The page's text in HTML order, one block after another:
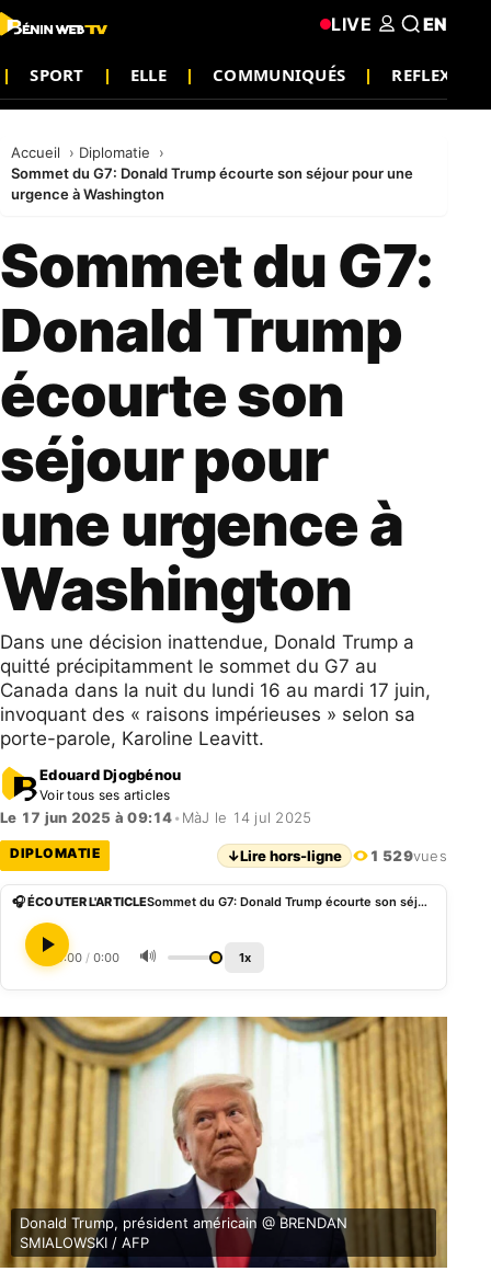
SPORT ELLE COMMUNIQUÉS REFLEXION
LIVE EN
Accueil
Diplomatie
Sommet du G7: Donald Trump écourte son séjour pour une
urgence à Washington
Sommet du G7:
Donald Trump
écourte son
séjour pour
une urgence à
Washington
Dans une décision inattendue, Donald Trump a
quitté précipitamment le sommet du G7 au
Canada dans la nuit du lundi 16 au mardi 17 juin,
invoquant des « raisons impérieuses » selon sa
porte-parole, Karoline Leavitt.
Edouard Djogbénou
Voir tous ses articles
Le 17 jun 2025 à 09:14• MàJ le 14 jul 2025
DIPLOMATIE ↓Lire hors-ligne 1 529vues
🎧 ÉCOUTER L'ARTICLE Sommet du G7: Donald Trump écourte son séjour pour une urgence à Washington
0:00 / 0:00 🔊 1x
Donald Trump, président américain @ BRENDAN
SMIALOWSKI / AFP